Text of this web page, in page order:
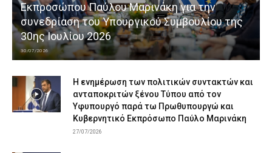
Εκπροσώπου Παύλου Μαρινάκη για την
συνεδρίαση του Υπουργικού Συμβουλίου της
30ης Ιουλίου 2026
30/07/2026
Η ενημέρωση των πολιτικών συντακτών και
ανταποκριτών ξένου Τύπου από τον
Υφυπουργό παρά τω Πρωθυπουργώ και
Κυβερνητικό Εκπρόσωπο Παύλο Μαρινάκη
27/07/2026